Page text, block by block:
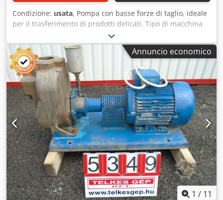
Condizione: usata, Pompa con basse forze di taglio, ideale
per il trasferimento di prodotti delicati. Tipo di macchina
(accessorio): pompa a spostamento positivo.
Posizionamento: montata su una base in acciaio
inossidabile con piedini. Dcedpezgcw Nefx Al Rok
Dotazione: motore, raccordi DN50.
Annuncio economico
1 / 11